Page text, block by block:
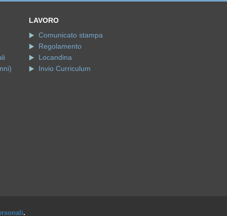
LAVORO
Comunicato stampa
Regolamento
Locandina
Invio Curriculum
.